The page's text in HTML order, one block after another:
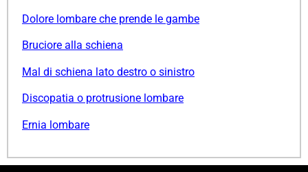
Dolore lombare che prende le gambe
Bruciore alla schiena
Mal di schiena lato destro o sinistro
Discopatia o protrusione lombare
Ernia lombare